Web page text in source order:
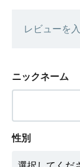
レビューを
ニックネーム
性別